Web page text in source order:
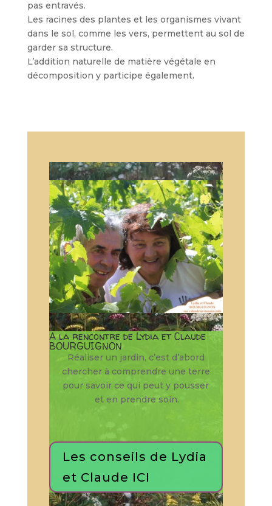
pas entravés.
Les racines des plantes et les orga­nismes vivant
dans le sol, comme les vers, permettent au sol de
garder sa structure.
L’addition naturelle de matière végétale en
décomposition y participe également.
A la rencontre de Lydia et Claude
BOURGUIGNON
Réaliser un jardin, c’est d’abord
chercher à comprendre une terre
pour savoir ce qui peut y pousser
et en prendre soin.
Les conseils de Lydia
et Claude ICI